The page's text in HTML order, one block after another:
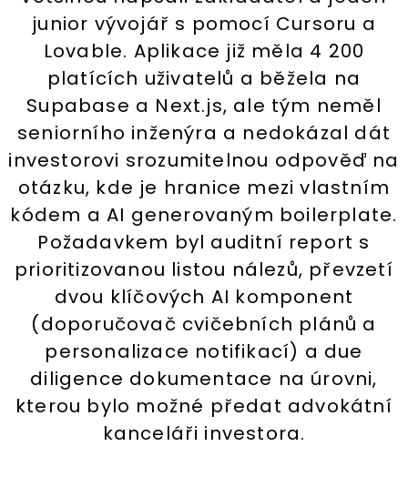
junior vývojář s pomocí Cursoru a
Lovable. Aplikace již měla 4 200
platících uživatelů a běžela na
Supabase a Next.js, ale tým neměl
seniorního inženýra a nedokázal dát
investorovi srozumitelnou odpověď na
otázku, kde je hranice mezi vlastním
kódem a AI generovaným boilerplate.
Požadavkem byl auditní report s
prioritizovanou listou nálezů, převzetí
dvou klíčových AI komponent
(doporučovač cvičebních plánů a
personalizace notifikací) a due
diligence dokumentace na úrovni,
kterou bylo možné předat advokátní
kanceláři investora.